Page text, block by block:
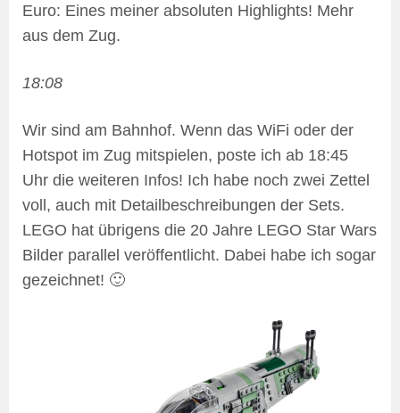
Euro: Eines meiner absoluten Highlights! Mehr
aus dem Zug.
18:08
Wir sind am Bahnhof. Wenn das WiFi oder der
Hotspot im Zug mitspielen, poste ich ab 18:45
Uhr die weiteren Infos! Ich habe noch zwei Zettel
voll, auch mit Detailbeschreibungen der Sets.
LEGO hat übrigens die 20 Jahre LEGO Star Wars
Bilder parallel veröffentlicht. Dabei habe ich sogar
gezeichnet! 🙂